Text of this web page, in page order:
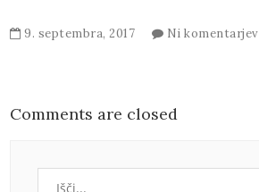
9. septembra, 2017 Ni komentarjev
Comments are closed